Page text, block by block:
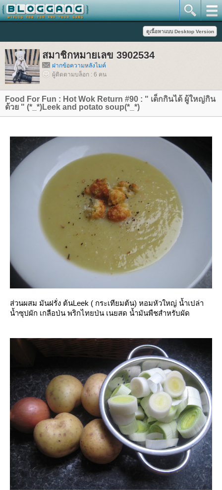
สมาชิกหมายเลข 3902534
ฝากข้อความหลังไมค์
ผู้ติดตามบล็อก : 6 คน
Food For Fun : Hot Wok Return #90 : " เด็กกินได้ ผู้ใหญ่กิน
ด้วย " (*_*)Leek and potato soup(*_*)
ส่วนผสม มันฝรั่ง ต้นLeek ( กระเทียมต้น) หอมหัวใหญ่ น้ำเปล่า
น้ำซุปผัก เกลือป่น พริกไทยป่น เนยสด น้ำมันพืชสำหรับผัด